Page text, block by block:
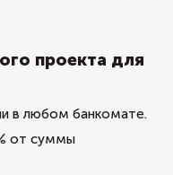
проекта для
в любом банкомате.
от суммы